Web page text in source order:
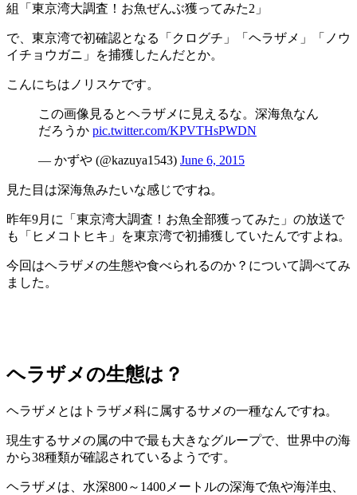
組「東京湾大調査！お魚ぜんぶ獲ってみた2」
で、東京湾で初確認となる「クログチ」「ヘラザメ」「ノウ
イチョウガニ」を捕獲したんだとか。
こんにちはノリスケです。
この画像見るとヘラザメに見えるな。深海魚なん
だろうか pic.twitter.com/KPVTHsPWDN
— かずや (@kazuya1543) June 6, 2015
見た目は深海魚みたいな感じですね。
昨年9月に「東京湾大調査！お魚全部獲ってみた」の放送で
も「ヒメコトヒキ」を東京湾で初捕獲していたんですよね。
今回はヘラザメの生態や食べられるのか？について調べてみ
ました。
ヘラザメの生態は？
ヘラザメとはトラザメ科に属するサメの一種なんですね。
現生するサメの属の中で最も大きなグループで、世界中の海
から38種類が確認されているようです。
ヘラザメは、水深800～1400メートルの深海で魚や海洋虫、